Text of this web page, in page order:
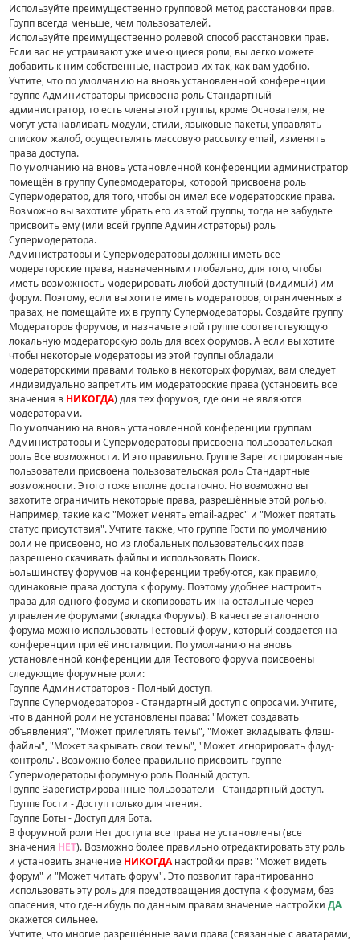
Используйте преимущественно групповой метод расстановки прав.
Групп всегда меньше, чем пользователей.
Используйте преимущественно ролевой способ расстановки прав.
Если вас не устраивают уже имеющиеся роли, вы легко можете
добавить к ним собственные, настроив их так, как вам удобно.
Учтите, что по умолчанию на вновь установленной конференции
группе Администраторы присвоена роль Стандартный
администратор, то есть члены этой группы, кроме Основателя, не
могут устанавливать модули, стили, языковые пакеты, управлять
списком жалоб, осуществлять массовую рассылку email, изменять
права доступа.
По умолчанию на вновь установленной конференции администратор
помещён в группу Супермодераторы, которой присвоена роль
Супермодератор, для того, чтобы он имел все модераторские права.
Возможно вы захотите убрать его из этой группы, тогда не забудьте
присвоить ему (или всей группе Администраторы) роль
Супермодератора.
Администраторы и Супермодераторы должны иметь все
модераторские права, назначенными глобально, для того, чтобы
иметь возможность модерировать любой доступный (видимый) им
форум. Поэтому, если вы хотите иметь модераторов, ограниченных в
правах, не помещайте их в группу Супермодераторы. Создайте группу
Модераторов форумов, и назначьте этой группе соответствующую
локальную модераторскую роль для всех форумов. А если вы хотите
чтобы некоторые модераторы из этой группы обладали
модераторскими правами только в некоторых форумах, вам следует
индивидуально запретить им модераторские права (установить все
значения в НИКОГДА) для тех форумов, где они не являются
модераторами.
По умолчанию на вновь установленной конференции группам
Администраторы и Супермодераторы присвоена пользовательская
роль Все возможности. И это правильно. Группе Зарегистрированные
пользователи присвоена пользовательская роль Стандартные
возможности. Этого тоже вполне достаточно. Но возможно вы
захотите ограничить некоторые права, разрешённые этой ролью.
Например, такие как: "Может менять email-адрес" и "Может прятать
статус присутствия". Учтите также, что группе Гости по умолчанию
роли не присвоено, но из глобальных пользовательских прав
разрешено скачивать файлы и использовать Поиск.
Большинству форумов на конференции требуются, как правило,
одинаковые права доступа к форуму. Поэтому удобнее настроить
права для одного форума и скопировать их на остальные через
управление форумами (вкладка Форумы). В качестве эталонного
форума можно использовать Тестовый форум, который создаётся на
конференции при её инсталяции. По умолчанию на вновь
установленной конференции для Тестового форума присвоены
следующие форумные роли:
Группе Администраторов - Полный доступ.
Группе Супермодераторов - Стандартный доступ с опросами. Учтите,
что в данной роли не установлены права: "Может создавать
объявления", "Может прилеплять темы", "Может вкладывать флэш-
файлы", "Может закрывать свои темы", "Может игнорировать флуд-
контроль". Возможно более правильно присвоить группе
Супермодераторы форумную роль Полный доступ.
Группе Зарегистрированные пользователи - Стандартный доступ.
Группе Гости - Доступ только для чтения.
Группе Боты - Доступ для Бота.
В форумной роли Нет доступа все права не установлены (все
значения НЕТ). Возможно более правильно отредактировать эту роль
и установить значение НИКОГДАнастройки прав: "Может видеть
форум" и "Может читать форум". Это позволит гарантированно
использовать эту роль для предотвращения доступа к форумам, без
опасения, что где-нибудь по данным правам значение настройкиДА
окажется сильнее.
Учтите, что многие разрешённые вами права (связанные с аватарами,